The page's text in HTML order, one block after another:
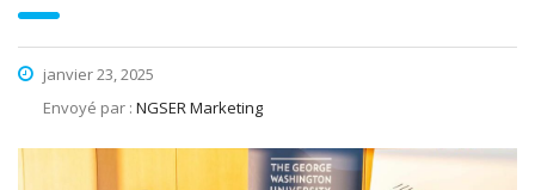
janvier 23, 2025
Envoyé par : NGSER Marketing